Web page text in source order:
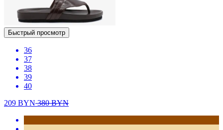
Быстрый просмотр
36
37
38
39
40
209 BYN380BYN